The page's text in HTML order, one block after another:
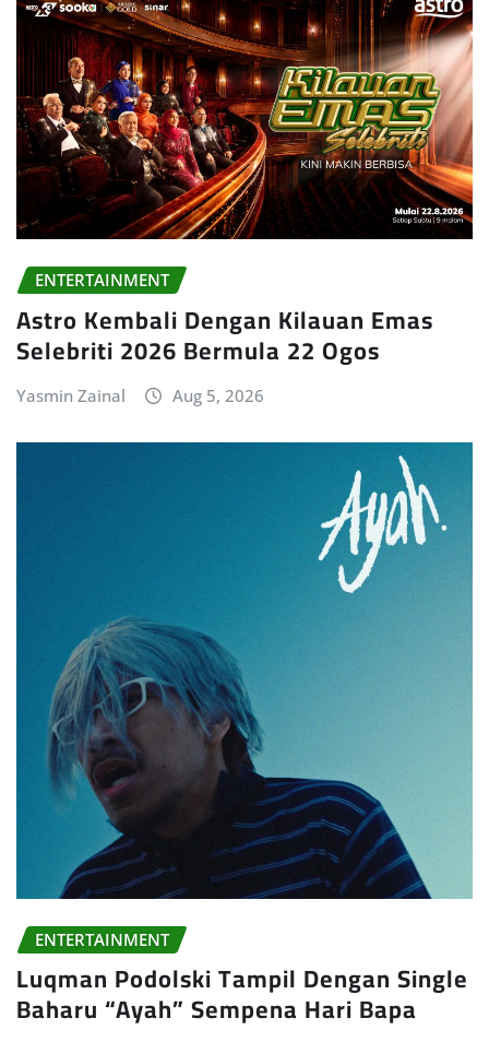
ENTERTAINMENT
Astro Kembali Dengan Kilauan Emas
Selebriti 2026 Bermula 22 Ogos
Yasmin Zainal Aug 5, 2026
ENTERTAINMENT
Luqman Podolski Tampil Dengan Single
Baharu “Ayah” Sempena Hari Bapa